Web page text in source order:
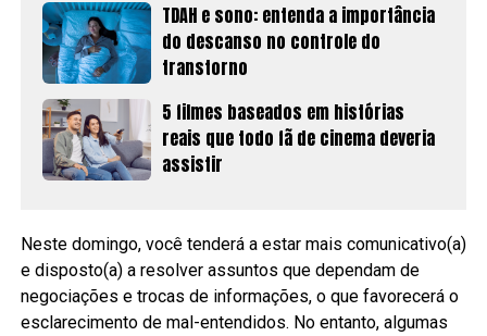
TDAH e sono: entenda a importância
do descanso no controle do
transtorno
5 filmes baseados em histórias
reais que todo fã de cinema deveria
assistir
Neste domingo, você tenderá a estar mais comunicativo(a)
e disposto(a) a resolver assuntos que dependam de
negociações e trocas de informações, o que favorecerá o
esclarecimento de mal-entendidos. No entanto, algumas